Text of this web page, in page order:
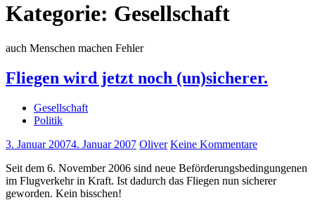
Kategorie: Gesellschaft
auch Menschen machen Fehler
Fliegen wird jetzt noch (un)sicherer.
Gesellschaft
Politik
3. Januar 20074. Januar 2007 Oliver Keine Kommentare
Seit dem 6. November 2006 sind neue Beförderungsbedingungenen
im Flugverkehr in Kraft. Ist dadurch das Fliegen nun sicherer
geworden. Kein bisschen!